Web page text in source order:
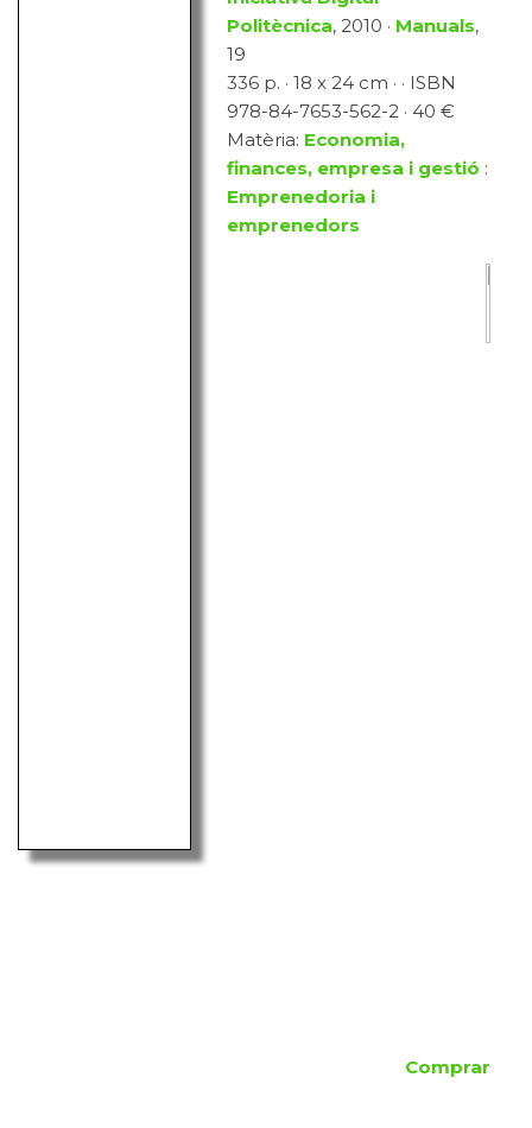
Politècnica, 2010 · Manuals,
19
336 p. · 18 x 24 cm · · ISBN
978-84-7653-562-2 · 40 €
Matèria: Economia,
finances, empresa i gestió :
Emprenedoria i
emprenedors
Comprar